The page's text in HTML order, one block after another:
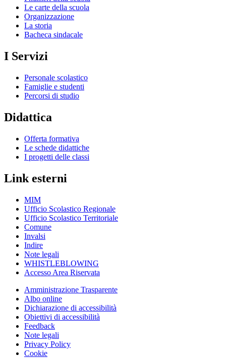
Le carte della scuola
Organizzazione
La storia
Bacheca sindacale
I Servizi
Personale scolastico
Famiglie e studenti
Percorsi di studio
Didattica
Offerta formativa
Le schede didattiche
I progetti delle classi
Link esterni
MIM
Ufficio Scolastico Regionale
Ufficio Scolastico Territoriale
Comune
Invalsi
Indire
Note legali
WHISTLEBLOWING
Accesso Area Riservata
Amministrazione Trasparente
Albo online
Dichiarazione di accessibilità
Obiettivi di accessibilità
Feedback
Note legali
Privacy Policy
Cookie